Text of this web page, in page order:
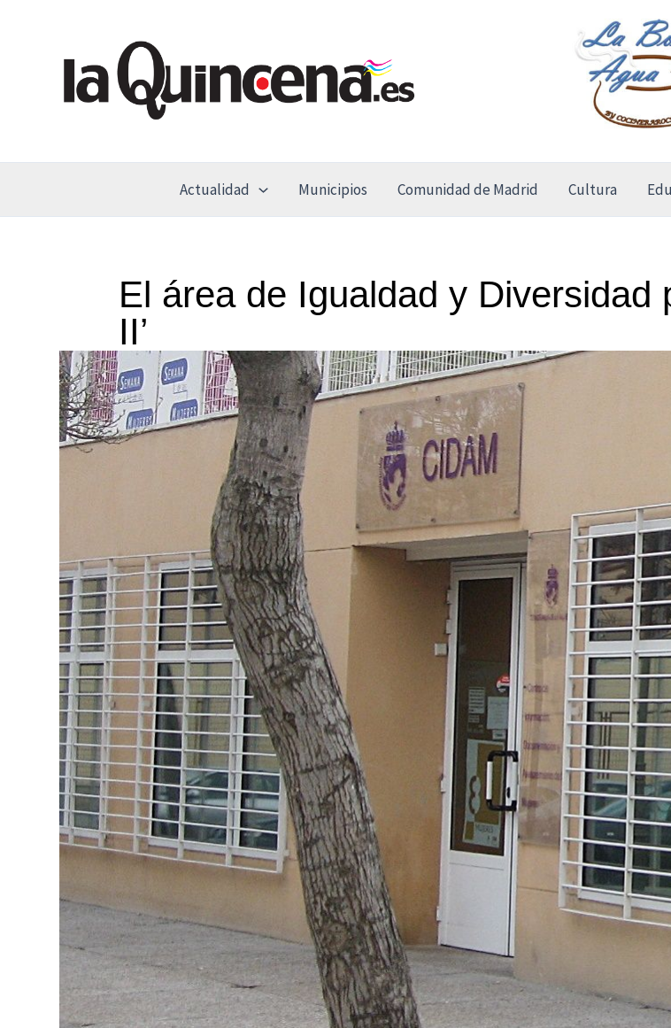
contenido
Actualidad Municipios Comunidad de Madrid Cultura
El área de Igualdad y Diversidad
II’